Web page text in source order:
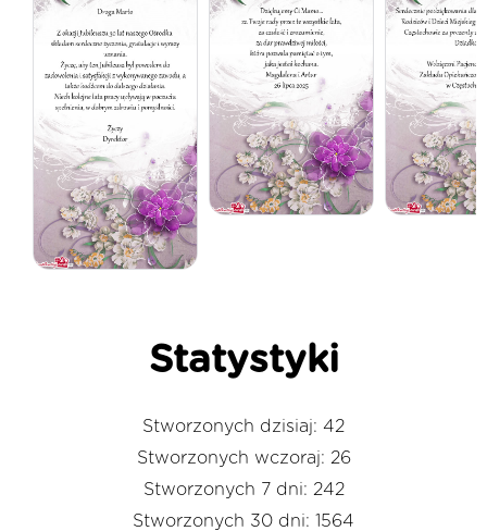
Statystyki
Stworzonych dzisiaj: 42
Stworzonych wczoraj: 26
Stworzonych 7 dni: 242
Stworzonych 30 dni: 1564